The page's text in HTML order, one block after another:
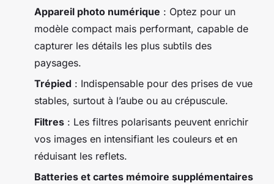
Appareil photo numérique : Optez pour un
modèle compact mais performant, capable de
capturer les détails les plus subtils des
paysages.
Trépied : Indispensable pour des prises de vue
stables, surtout à l’aube ou au crépuscule.
Filtres : Les filtres polarisants peuvent enrichir
vos images en intensifiant les couleurs et en
réduisant les reflets.
Batteries et cartes mémoire supplémentaires